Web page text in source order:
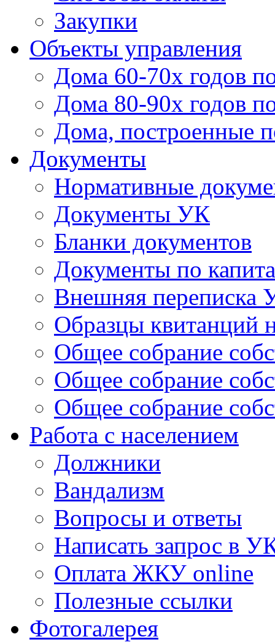
Закупки
Объекты управления
Дома 60-70х годов
Дома 80-90х годов
Дома, построенные
Документы
Нормативные
Документы УК
Бланки документов
Документы по
Внешняя переписка
Образцы квитанций
Общее собрание
Общее собрание
Общее собрание
Работа с населением
Должники
Вандализм
Вопросы и ответы
Написать запрос в
Оплата ЖКУ online
Полезные ссылки
Фотогалерея